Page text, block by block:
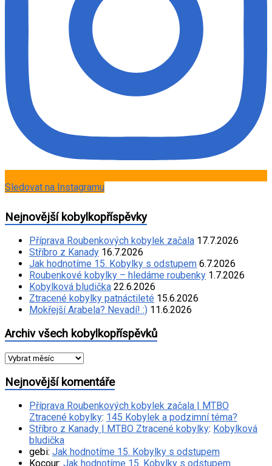
Sledovat na Instagramu
Nejnovější kobylkopříspěvky
Příprava Roubenkových kobylek začala 17.7.2026
Stříbro z Kanady 16.7.2026
Jak hodnotíme 15. Kobylky s odstupem 6.7.2026
Roubenkové kobylky – hledáme roubenky 1.7.2026
Kobylková bludička 22.6.2026
Ztracené kobylky patnáctileté 15.6.2026
Mokřejší Arabela? Nevadí! :) 11.6.2026
Archiv všech kobylkopříspěvků
Archiv
kobylkopříspěvků
Nejnovější komentáře
Příprava Roubenkových kobylek začala | MTBO
Ztracené kobylky: 145 Kobylek a podzimní téma?
Stříbro z Kanady | MTBO Ztracené kobylky: Kobylková
bludička
gebi: Jak hodnotíme 15. Kobylky s odstupem
Kocour: Jak hodnotíme 15. Kobylky s odstupem